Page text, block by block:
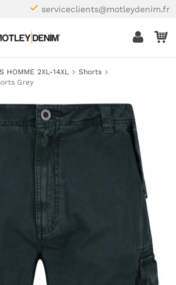
serviceclients@motleydenim.fr
HOMME 2XL-14XL
Shorts
Grey